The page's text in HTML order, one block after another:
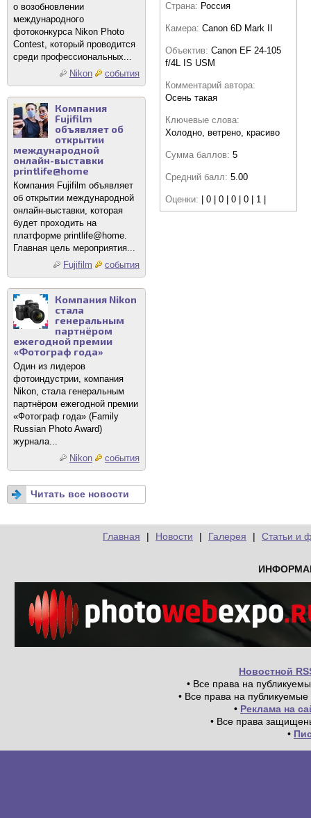
о возобновлении
международного
фотоконкурса Nikon Photo
Contest, который проводится
среди профессиональных...
Nikon
события
Компания
Fujifilm
объявляет об
открытии
международной
онлайн-выставки
printlife@home
Компания Fujifilm объявляет
об открытии международной
онлайн-выставки, которая
будет проходить на
платформе printlife@home.
Главная цель мероприятия...
Fujifilm
события
Компания Nikon
стала
генеральным
партнёром
ежегодной премии
«Фотограф года»
Один из лидеров
фотоиндустрии, компания
Nikon, стала генеральным
партнёром ежегодной премии
«Фотограф года» (Family
Russian Photo Award)
журнала...
Nikon
события
Читать все новости
Страна: Россия
Камера: Canon 6D Mark II
Объектив: Canon EF 24-105
f/4L IS USM
Комментарий автора:
Осень такая
Ключевые слова:
Холодно, ветрено, красиво
Сумма баллов: 5
Средний балл: 5.00
Оценки: | 0 | 0 | 0 | 0 | 1 |
Главная | Новости | Галерея | Статьи и
Новостной
• Все права на
• Все права на
• Реклама на
• Все права
•